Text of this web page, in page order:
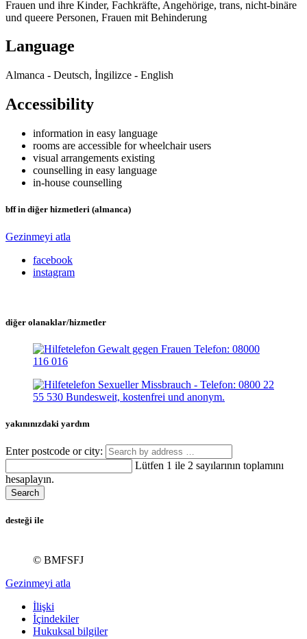
Frauen und ihre Kinder, Fachkräfte, Angehörige, trans, nicht-binäre
und queere Personen, Frauen mit Behinderung
Language
Almanca - Deutsch, İngilizce - English
Accessibility
information in easy language
rooms are accessible for wheelchair users
visual arrangements existing
counselling in easy language
in-house counselling
bff in diğer hizmetleri (almanca)
Gezinmeyi atla
facebook
instagram
diğer olanaklar/hizmetler
yakınınızdaki yardım
Enter postcode or city:
Lütfen 1 ile 2 sayılarının toplamını
hesaplayın.
Search
desteği ile
© BMFSFJ
Gezinmeyi atla
İlişki
İçindekiler
Hukuksal bilgiler